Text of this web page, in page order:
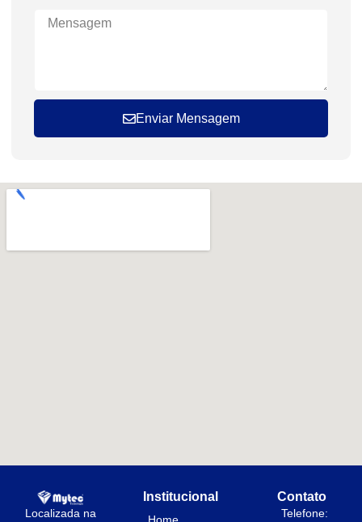
Enviar Mensagem
Localizada na
Institucional Contato
Telefone: